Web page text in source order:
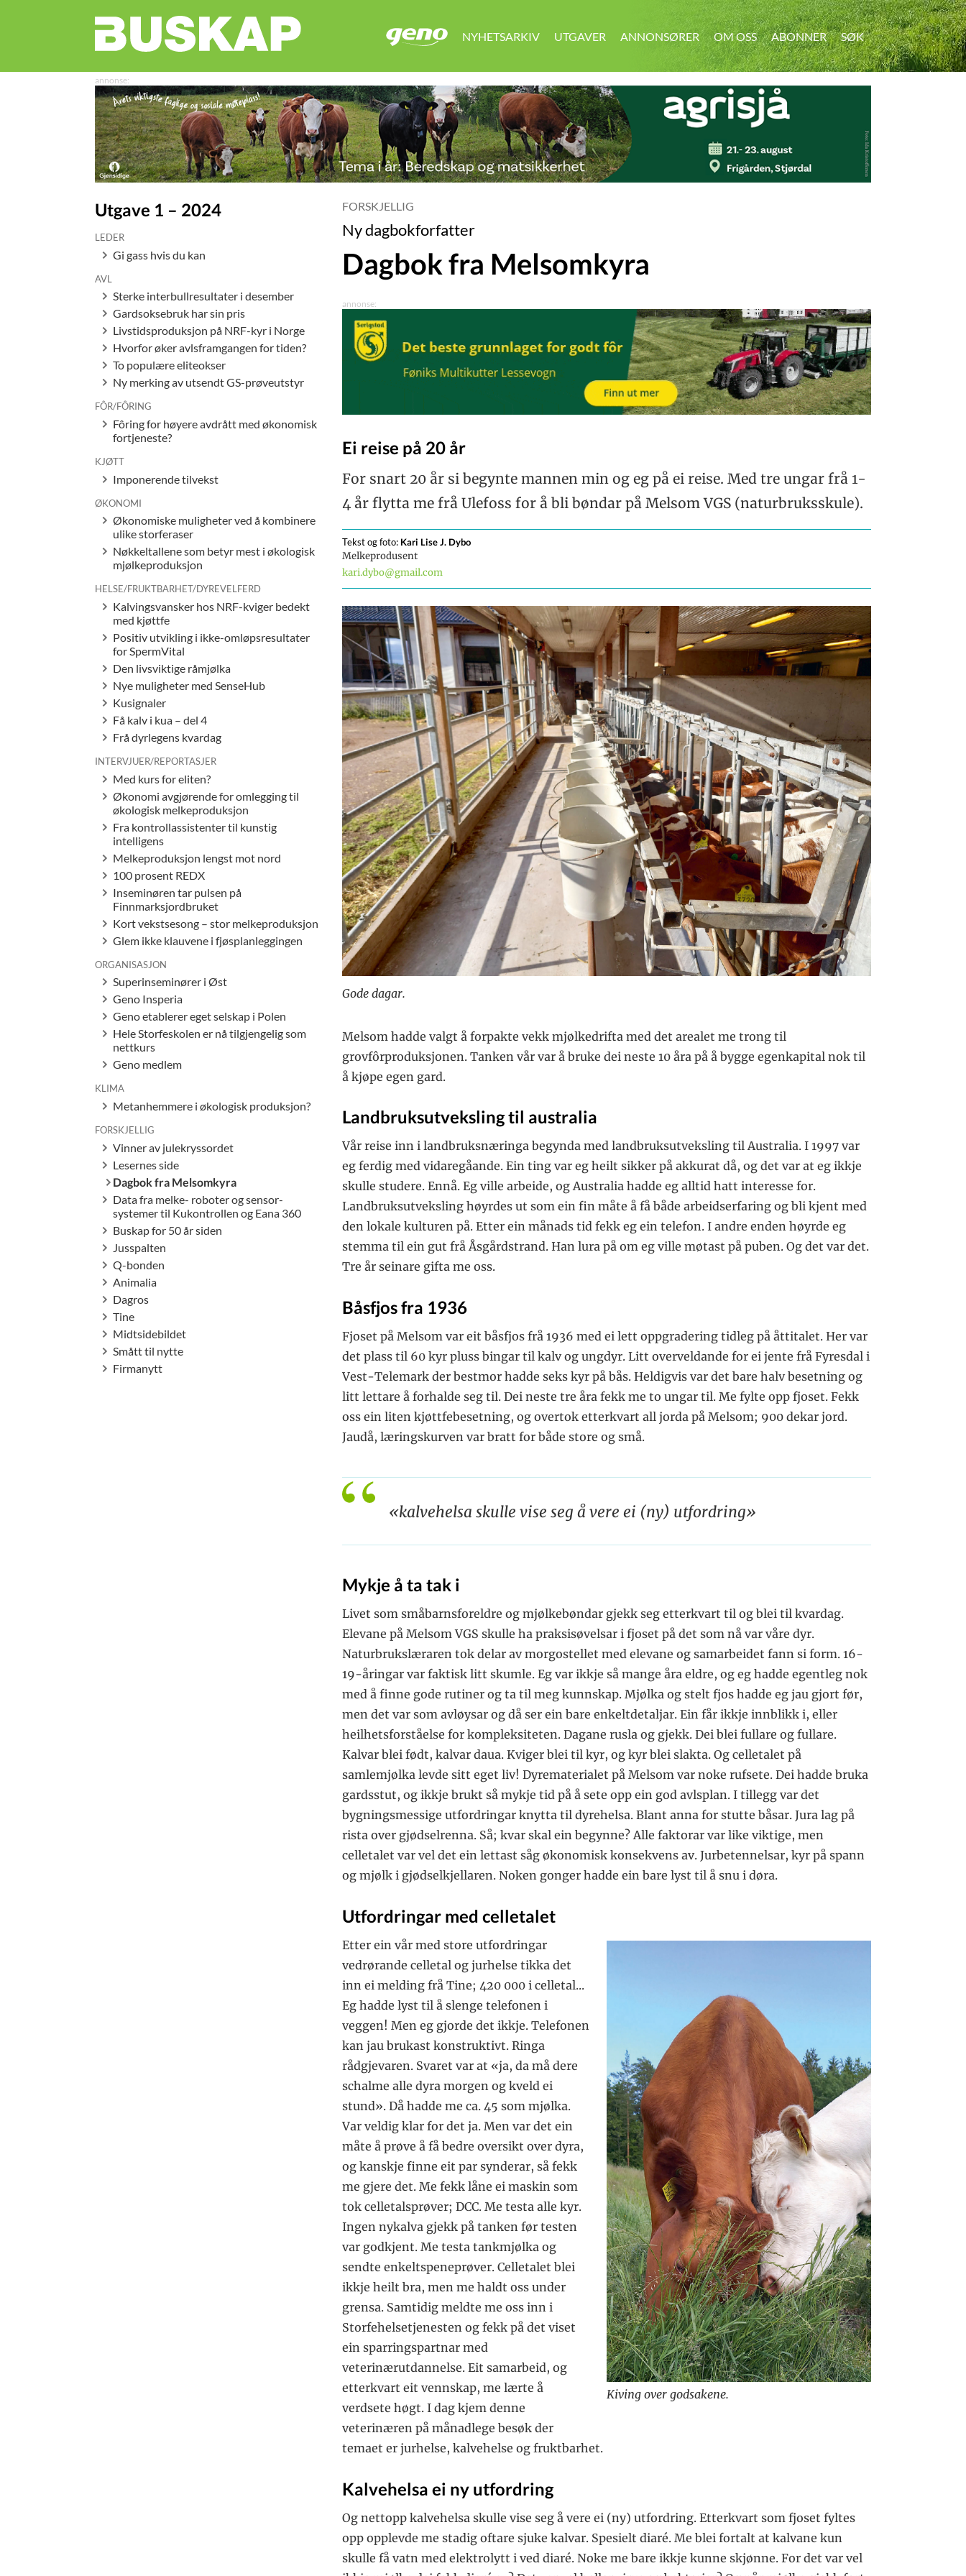
GENO NYHETSARKIV UTGAVER ANNONSØRER OM OSS ABONNER SØK
SØK
Utgave 1 – 2024
LEDER
Gi gass hvis du kan
AVL
Sterke interbullresultater i desember
Gardsoksebruk har sin pris
Livstidsproduksjon på NRF-kyr i Norge
Hvorfor øker avlsframgangen for tiden?
To populære eliteokser
Ny merking av utsendt GS-prøveutstyr
FÔR/FÔRING
Fôring for høyere avdrått med økonomisk
fortjeneste?
KJØTT
Imponerende tilvekst
ØKONOMI
Økonomiske muligheter ved å kombinere
ulike storferaser
Nøkkeltallene som betyr mest i økologisk
mjølkeproduksjon
HELSE/FRUKTBARHET/DYREVELFERD
Kalvingsvansker hos NRF-kviger bedekt
med kjøttfe
Positiv utvikling i ikke-omløpsresultater
for SpermVital
Den livsviktige råmjølka
Nye muligheter med SenseHub
Kusignaler
Få kalv i kua – del 4
Frå dyrlegens kvardag
INTERVJUER/REPORTASJER
Med kurs for eliten?
Økonomi avgjørende for omlegging til
økologisk melkeproduksjon
Fra kontrollassistenter til kunstig
intelligens
Melkeproduksjon lengst mot nord
100 prosent REDX
Inseminøren tar pulsen på
Finnmarksjordbruket
Kort vekstsesong – stor melkeproduksjon
Glem ikke klauvene i fjøsplanleggingen
ORGANISASJON
Superinseminører i Øst
Geno Insperia
Geno etablerer eget selskap i Polen
Hele Storfeskolen er nå tilgjengelig som
nettkurs
Geno medlem
KLIMA
Metanhemmere i økologisk produksjon?
FORSKJELLIG
Vinner av julekryssordet
Lesernes side
Dagbok fra Melsomkyra
Data fra melke- roboter og sensor-
systemer til Kukontrollen og Eana 360
Buskap for 50 år siden
Jusspalten
Q-bonden
Animalia
Dagros
Tine
Midtsidebildet
Smått til nytte
Firmanytt
FORSKJELLIG
Ny dagbokforfatter
Dagbok fra Melsomkyra
Ei reise på 20 år
For snart 20 år si begynte mannen min og eg på ei reise. Med tre ungar frå 1-
4 år flytta me frå Ulefoss for å bli bøndar på Melsom VGS (naturbruksskule).
Tekst og foto: Kari Lise J. Dybo
Melkeprodusent
kari.dybo@gmail.com
Gode dagar.
Melsom hadde valgt å forpakte vekk mjølkedrifta med det arealet me trong til
grovfôrproduksjonen. Tanken vår var å bruke dei neste 10 åra på å bygge egenkapital nok til
å kjøpe egen gard.
Landbruksutveksling til australia
Vår reise inn i landbruksnæringa begynda med landbruksutveksling til Australia. I 1997 var
eg ferdig med vidaregåande. Ein ting var eg heilt sikker på akkurat då, og det var at eg ikkje
skulle studere. Ennå. Eg ville arbeide, og Australia hadde eg alltid hatt interesse for.
Landbruksutveksling høyrdes ut som ein fin måte å få både arbeidserfaring og bli kjent med
den lokale kulturen på. Etter ein månads tid fekk eg ein telefon. I andre enden høyrde eg
stemma til ein gut frå Åsgårdstrand. Han lura på om eg ville møtast på puben. Og det var det.
Tre år seinare gifta me oss.
Båsfjos fra 1936
Fjoset på Melsom var eit båsfjos frå 1936 med ei lett oppgradering tidleg på åttitalet. Her var
det plass til 60 kyr pluss bingar til kalv og ungdyr. Litt overveldande for ei jente frå Fyresdal i
Vest-Telemark der bestmor hadde seks kyr på bås. Heldigvis var det bare halv besetning og
litt lettare å forhalde seg til. Dei neste tre åra fekk me to ungar til. Me fylte opp fjoset. Fekk
oss ein liten kjøttfebesetning, og overtok etterkvart all jorda på Melsom; 900 dekar jord.
Jaudå, læringskurven var bratt for både store og små.
«kalvehelsa skulle vise seg å vere ei (ny) utfordring»
Mykje å ta tak i
Livet som småbarnsforeldre og mjølkebøndar gjekk seg etterkvart til og blei til kvardag.
Elevane på Melsom VGS skulle ha praksisøvelsar i fjoset på det som nå var våre dyr.
Naturbrukslæraren tok delar av morgostellet med elevane og samarbeidet fann si form. 16-
19-åringar var faktisk litt skumle. Eg var ikkje så mange åra eldre, og eg hadde egentleg nok
med å finne gode rutiner og ta til meg kunnskap. Mjølka og stelt fjos hadde eg jau gjort før,
men det var som avløysar og då ser ein bare enkeltdetaljar. Ein får ikkje innblikk i, eller
heilhetsforståelse for kompleksiteten. Dagane rusla og gjekk. Dei blei fullare og fullare.
Kalvar blei født, kalvar daua. Kviger blei til kyr, og kyr blei slakta. Og celletalet på
samlemjølka levde sitt eget liv! Dyrematerialet på Melsom var noke rufsete. Dei hadde bruka
gardsstut, og ikkje brukt så mykje tid på å sete opp ein god avlsplan. I tillegg var det
bygningsmessige utfordringar knytta til dyrehelsa. Blant anna for stutte båsar. Jura lag på
rista over gjødselrenna. Så; kvar skal ein begynne? Alle faktorar var like viktige, men
celletalet var vel det ein lettast såg økonomisk konsekvens av. Jurbetennelsar, kyr på spann
og mjølk i gjødselkjellaren. Noken gonger hadde ein bare lyst til å snu i døra.
Utfordringar med celletalet
Kiving over godsakene.
Etter ein vår med store utfordringar
vedrørande celletal og jurhelse tikka det
inn ei melding frå Tine; 420 000 i celletal...
Eg hadde lyst til å slenge telefonen i
veggen! Men eg gjorde det ikkje. Telefonen
kan jau brukast konstruktivt. Ringa
rådgjevaren. Svaret var at «ja, da må dere
schalme alle dyra morgen og kveld ei
stund». Då hadde me ca. 45 som mjølka.
Var veldig klar for det ja. Men var det ein
måte å prøve å få bedre oversikt over dyra,
og kanskje finne eit par synderar, så fekk
me gjere det. Me fekk låne ei maskin som
tok celletalsprøver; DCC. Me testa alle kyr.
Ingen nykalva gjekk på tanken før testen
var godkjent. Me testa tankmjølka og
sendte enkeltspeneprøver. Celletalet blei
ikkje heilt bra, men me haldt oss under
grensa. Samtidig meldte me oss inn i
Storfehelsetjenesten og fekk på det viset
ein sparringspartnar med
veterinærutdannelse. Eit samarbeid, og
etterkvart eit vennskap, me lærte å
verdsete høgt. I dag kjem denne
veterinæren på månadlege besøk der
temaet er jurhelse, kalvehelse og fruktbarhet.
Kalvehelsa ei ny utfordring
Og nettopp kalvehelsa skulle vise seg å vere ei (ny) utfordring. Etterkvart som fjoset fyltes
opp opplevde me stadig oftare sjuke kalvar. Spesielt diaré. Me blei fortalt at kalvane kun
skulle få vatn med elektrolytt i ved diaré. Noke me bare ikkje kunne skjønne. For det var vel